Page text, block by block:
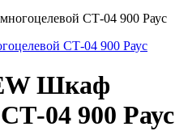
СТ-04 900 Раус
Шкаф
04 900 Раус